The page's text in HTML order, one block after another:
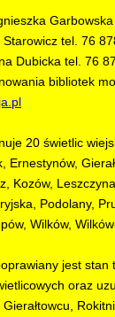
tel. 76
Dubicka tel. 76
bibliotek
20 świetlic
Ernestynów,
Kozów,
Podolany,
Wilków,
jest stan
oraz